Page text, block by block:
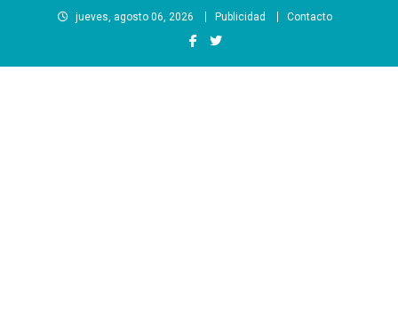
jueves, agosto 06, 2026 Publicidad Contacto